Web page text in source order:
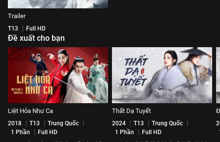
Trailer
T13 Full HD
Đề xuất cho bạn
Liệt Hỏa Như Ca
2018 T13
Trung Quốc
1 Phần
Full HD
Thất Dạ Tuyết
2024 T13
Trung Quốc
1 Phần
Full HD